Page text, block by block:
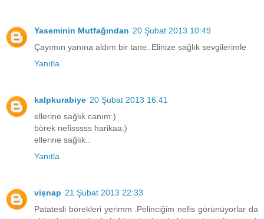
Yaseminin Mutfağından 20 Şubat 2013 10:49
Çayımın yanına aldım bir tane..Elinize sağlık sevgilerimle
Yanıtla
kalpkurabiye 20 Şubat 2013 16:41
ellerine sağlık canım:)
börek nefisssss harikaa:)
ellerine sağlık..
Yanıtla
vişnap 21 Şubat 2013 22:33
Patatesli börekleri yerimm .Pelinciğim nefis görünüyorlar da